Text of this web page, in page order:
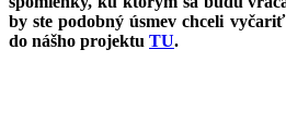
by ste podobný úsmev chceli
do nášho projektu TU.